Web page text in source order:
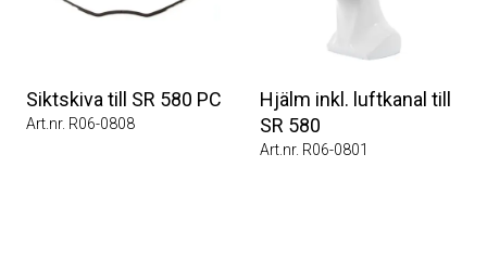
Siktskiva till SR 580 PC
Art.nr. R06-0808
Hjälm inkl. luftkanal till
SR 580
Art.nr. R06-0801